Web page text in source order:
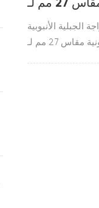
الجبلية الأنبوبية
الكربونية مقاس 27 مم لـ xc من toray